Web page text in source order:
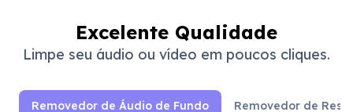
Excelente Qualidade
Limpe seu áudio ou vídeo em poucos cliques.
Removedor de Áudio de Fundo Removedor de